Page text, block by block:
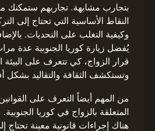
بتجارب مشابهة. تجاربهم ستمكنك
النقاط الأساسية التي تحتاج إلى
وكيفية التغلب على التحديات.
يُفضل زيارة كوريا الجنوبية عدة
قرار الزواج، كي تتعرف على البيئة
وتستكشف الثقافة والتقاليد بشكل
من المهم أيضاً التعرف على القوانين
المتعلقة بالزواج في كوريا
هناك إجراءات قانونية معينة تحتاج